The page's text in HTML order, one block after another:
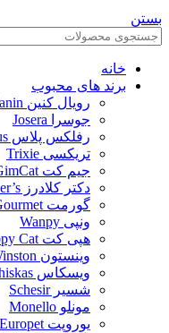
بستن
خانه
برند های محبوب
رویال کنین Royal Canin
جوسرا Josera
رفلکس پلاس Reflex Plus
تریکسی Trixie
جیم کت GimCat
دکتر کلادرز Dr.Clauder’s
گورمت Gourmet
ونپی Wanpy
هپی کت Happy Cat
وینستون Winston
ویسکاس Whiskas
شسیر Schesir
مونلو Monello
یوروپت Europet